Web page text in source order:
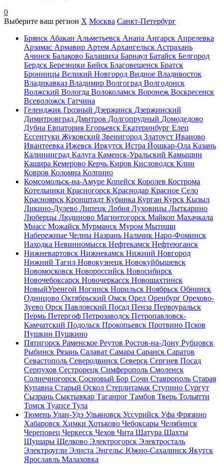
0
Выберите ваш регион X Москва Санкт-Петербург
Брянск Абакан Альметьевск Анапа Ангарск Апрелевка
Арзамас Армавир Артем Архангельск Астрахань
Ачинск Балаково Балашиха Барнаул Батайск Белгород
Бердск Березники Бийск Благовещенск Братск
Бронницы Великий Новгород Видное Владивосток
Владикавказ Владимир Волгоград Волгодонск
Волжский Вологда Волоколамск Воронеж Воскресенск
Всеволожск Гатчина
Геленджик Грозный Дзержинск Дзержинский
Димитровград Дмитров Долгопрудный Домодедово
Дубна Евпатория Егорьевск Екатеринбург Елец
Ессентуки Жуковский Звенигород Златоуст Иваново
Ивантеевка Ижевск Иркутск Истра Йошкар-Ола Казань
Калининград Калуга Каменск-Уральский Камышин
Кашира Кемерово Керчь Киров Кисловодск Клин
Ковров Коломна Колпино
Комсомольск-на-Амуре Копейск Королев Кострома
Котельники Красногорск Краснодар Красное Село
Красноярск Кронштадт Кубинка Курган Курск Кызыл
Ликино-Дулево Липецк Лобня Луховицы Лыткарино
Люберцы Людиново Магнитогорск Майкоп Махачкала
Миасс Можайск Мурманск Муром Мытищи
Набережные Челны Назрань Нальчик Наро-Фоминск
Находка Невинномысск Нефтекамск Нефтеюганск
Нижневартовск Нижнекамск Нижний Новгород
Нижний Тагил Новокузнецк Новокуйбышевск
Новомосковск Новороссийск Новосибирск
Новочебоксарск Новочеркасск Новошахтинск
НовыйУренгой Ногинск Норильск Ноябрьск Обнинск
Одинцово Октябрьский Омск Орел Оренбург Орехово-
Зуево Орск Павловский Посад Пенза Первоуральск
Пермь Петергоф Петрозаводск Петропавловск-
Камчатский Подольск Прокопьевск Протвино Псков
Пушкин Пушкино
Пятигорск Раменское Реутов Ростов-на-Дону Рубцовск
Рыбинск Рязань Салават Самара Саранск Саратов
Севастополь Северодвинск Северск Сергиев Посад
Серпухов Сестрорецк Симферополь Смоленск
Солнечногорск Сосновый Бор Сочи Ставрополь Старая
Купавна Старый Оскол Стерлитамак Ступино Сургут
Сызрань Сыктывкар Таганрог Тамбов Тверь Тольятти
Томск Туапсе Тула
Тюмень Улан-Удэ Ульяновск Уссурийск Уфа Фрязино
Хабаровск Химки Хотьково Чебоксары Челябинск
Череповец Черкесск Чехов Чита Шатура Шахты
Шушары Щелково Электрогорск Электросталь
Электроугли Элиста Энгельс Южно-Сахалинск Якутск
Ярославль Малаховка